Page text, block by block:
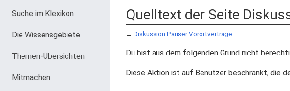
Quelltext der Seite
← Diskussion:Pariser Vorortverträge
Du bist aus dem folgenden Grund nicht
Diese Aktion ist auf Benutzer beschränkt, die
Suche im Klexikon
Die Wissensgebiete
Themen-Übersichten
Mitmachen